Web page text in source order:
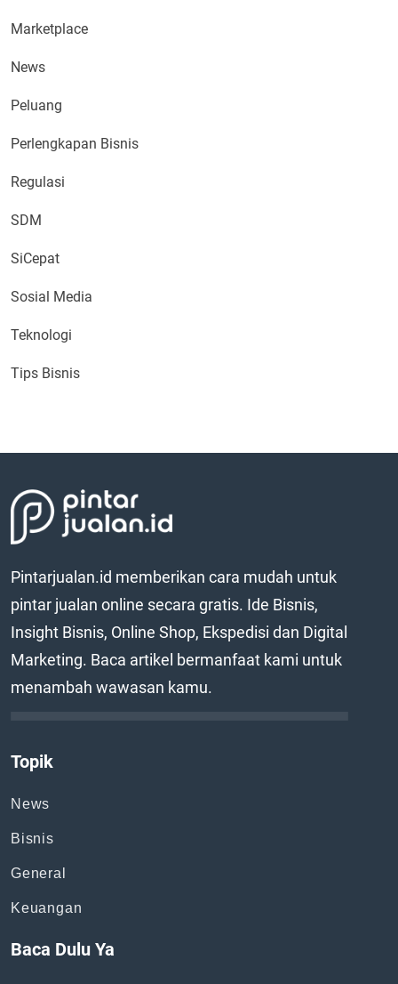
Marketplace
News
Peluang
Perlengkapan Bisnis
Regulasi
SDM
SiCepat
Sosial Media
Teknologi
Tips Bisnis
Pintarjualan.id memberikan cara mudah untuk
pintar jualan online secara gratis. Ide Bisnis,
Insight Bisnis, Online Shop, Ekspedisi dan Digital
Marketing. Baca artikel bermanfaat kami untuk
menambah wawasan kamu.
Topik
News
Bisnis
General
Keuangan
Baca Dulu Ya